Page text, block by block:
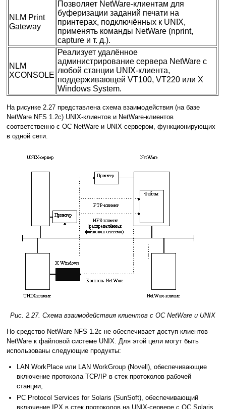
NLM Print
Gateway
Позволяет NetWare-клиентам для
буферизации заданий печати на
принтерах, подключённых к UNIX,
применять команды NetWare (nprint,
capture и т. д.).
NLM
XCONSOLE
Реализует удалённое
администрирование сервера NetWare с
любой станции UNIX-клиента,
поддерживающей VT100, VT220 или X
Windows System.
На рисунке 2.27 представлена схема взаимодействия (на базе
NetWare NFS 1.2с) UNIX-клиентов и NetWare-клиентов
соответственно с ОС NetWare и UNIX-сервером, функционирующих
в одной сети.
Рис. 2.27. Схема взаимодействия клиентов с ОС NetWare и UNIX
Но средство NetWare NFS 1.2с не обеспечивает доступ клиентов
NetWare к файловой системе UNIX. Для этой цели могут быть
использованы следующие продукты:
LAN WorkPlace или LAN WorkGroup (Novell), обеспечивающие
включение протокола TCP/IP в стек протоколов рабочей
станции,
PC Protocol Services for Solaris (SunSoft), обеспечивающий
включение IPX в стек протоколов на UNIX-сервере с ОС Solaris.